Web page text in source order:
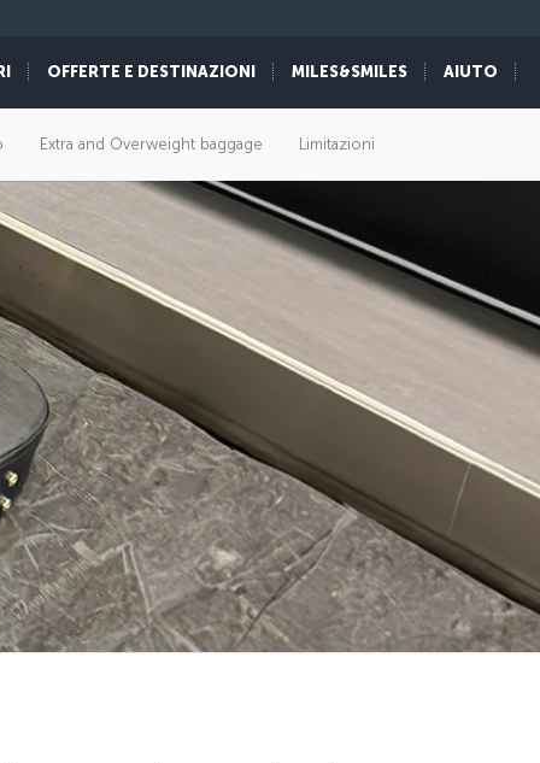
OFFERTE E DESTINAZIONI MILES&SMILES AIUTO
Extra and Overweight baggage Limitazioni